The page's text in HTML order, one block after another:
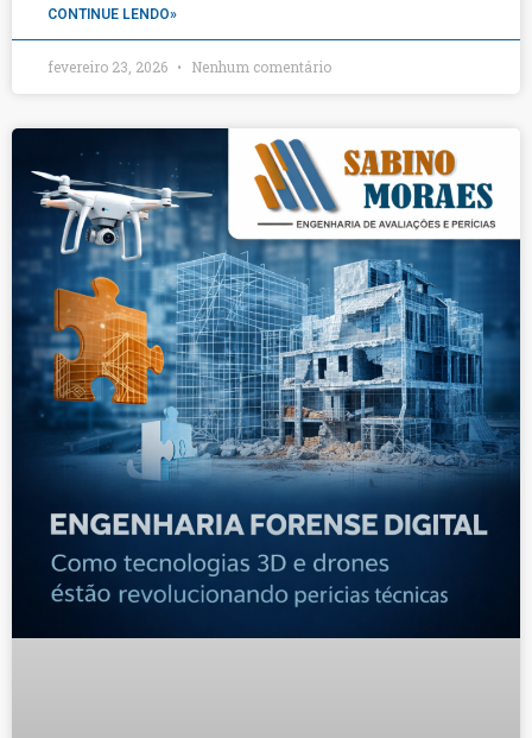
CONTINUE LENDO»
fevereiro 23, 2026 Nenhum comentário